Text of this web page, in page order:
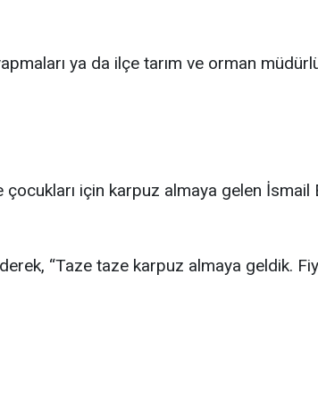
ya da ilçe tarım ve orman
çocukları için karpuz almaya gelen
“Taze taze karpuz almaya geldik.